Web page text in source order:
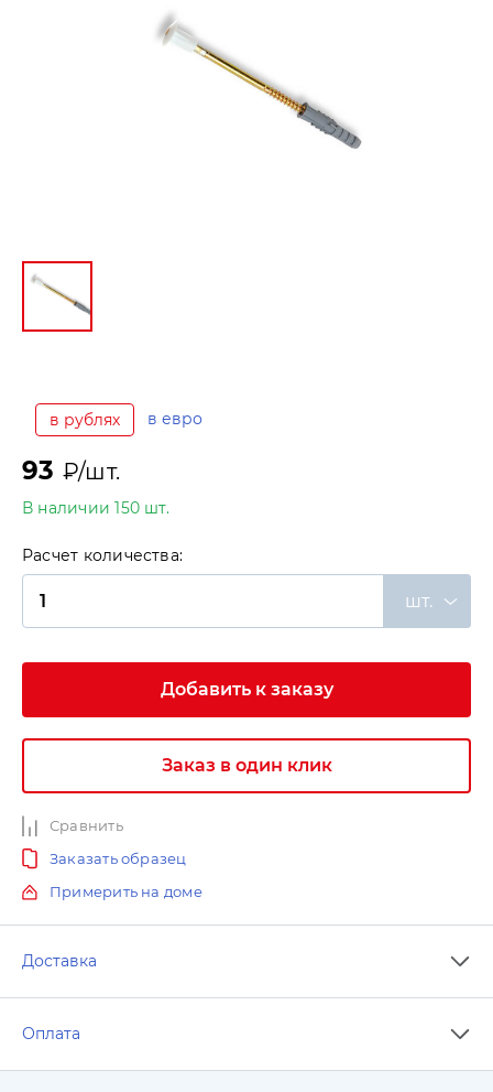
в рублях в евро
93 ₽/шт.
В наличии 150 шт.
Расчет количества:
шт.
Добавить к заказу
Заказ в один клик
Сравнить
Заказать образец
Примерить на доме
Доставка
Оплата